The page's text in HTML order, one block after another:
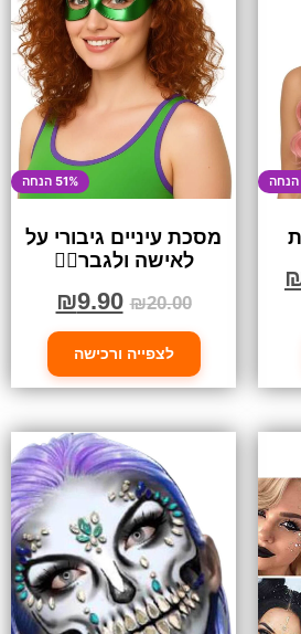
51% הנחה
מסכת עיניים גיבורי על
לאישה ולגבר🦸‍♀️
₪20.00
₪9.90
לצפייה ורכישה